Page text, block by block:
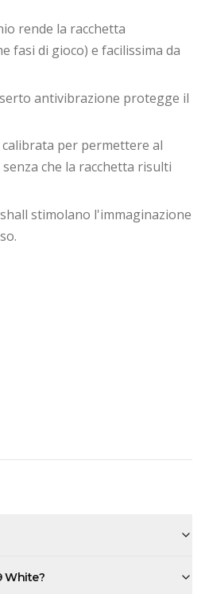
rende la racchetta
fasi di gioco) e facilissima da
antivibrazione protegge il
per permettere al
che la racchetta risulti
stimolano l'immaginazione
White?